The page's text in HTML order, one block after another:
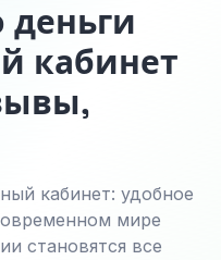
кабинет
кабинет: удобное
мире
становятся все